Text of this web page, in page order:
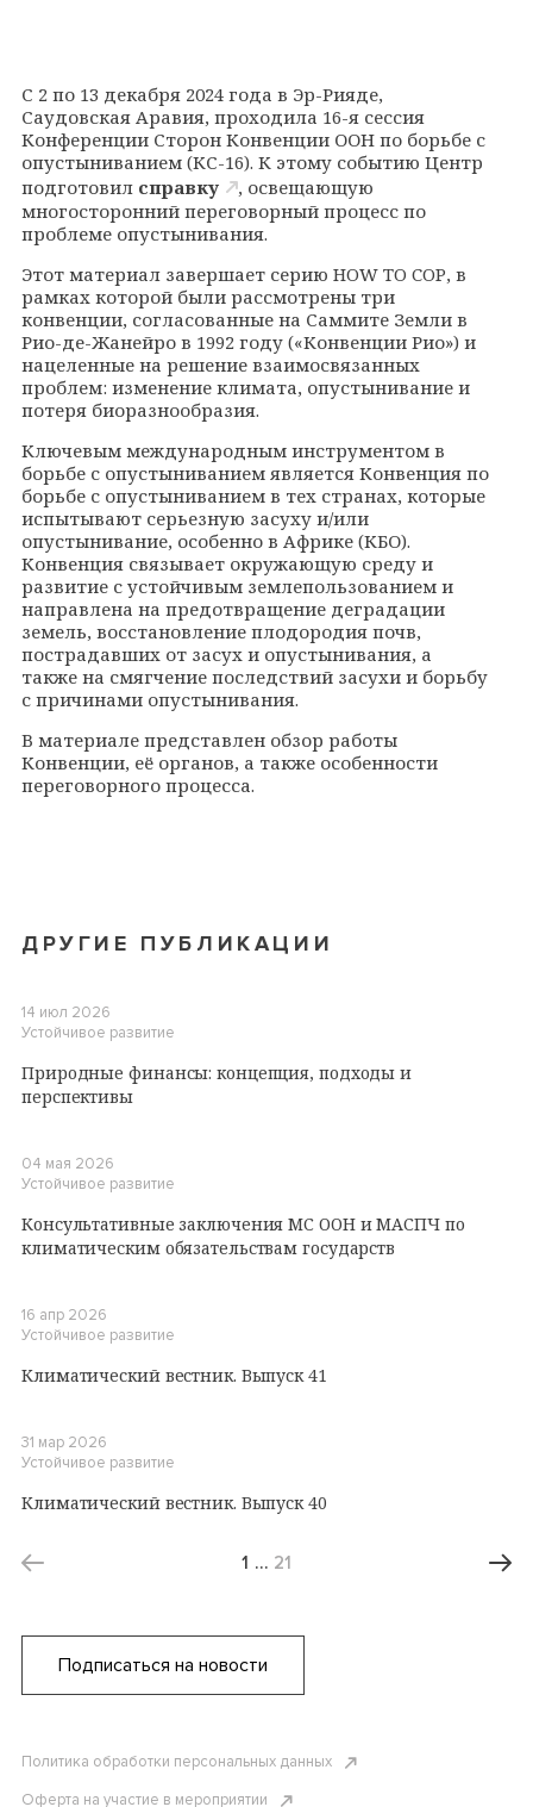
С 2 по 13 декабря 2024 года в Эр-Рияде,
Саудовская Аравия, проходила 16-я сессия
Конференции Сторон Конвенции ООН по борьбе с
опустыниванием (КС-16). К этому событию Центр
подготовил справку
, освещающую
многосторонний переговорный процесс по
проблеме опустынивания.
Этот материал завершает серию HOW TO COP, в
рамках которой были рассмотрены три
конвенции, согласованные на Саммите Земли в
Рио-де-Жанейро в 1992 году («Конвенции Рио») и
нацеленные на решение взаимосвязанных
проблем: изменение климата, опустынивание и
потеря биоразнообразия.
Ключевым международным инструментом в
борьбе с опустыниванием является Конвенция по
борьбе с опустыниванием в тех странах, которые
испытывают серьезную засуху и/или
опустынивание, особенно в Африке (КБО).
Конвенция связывает окружающую среду и
развитие с устойчивым землепользованием и
направлена на предотвращение деградации
земель, восстановление плодородия почв,
пострадавших от засух и опустынивания, а
также на смягчение последствий засухи и борьбу
с причинами опустынивания.
В материале представлен обзор работы
Конвенции, её органов, а также особенности
переговорного процесса.
ДРУГИЕ ПУБЛИКАЦИИ
14 июл 2026
Устойчивое развитие
Природные финансы: концепция, подходы и
перспективы
04 мая 2026
Устойчивое развитие
Консультативные заключения МС ООН и МАСПЧ по
климатическим обязательствам государств
16 апр 2026
Устойчивое развитие
Климатический вестник. Выпуск 41
31 мар 2026
Устойчивое развитие
Климатический вестник. Выпуск 40
1 … 21
Подписаться на новости
Политика обработки персональных данных
Оферта на участие в мероприятии